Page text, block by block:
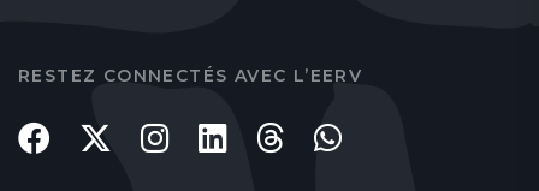
RESTEZ CONNECTÉS AVEC L’EERV